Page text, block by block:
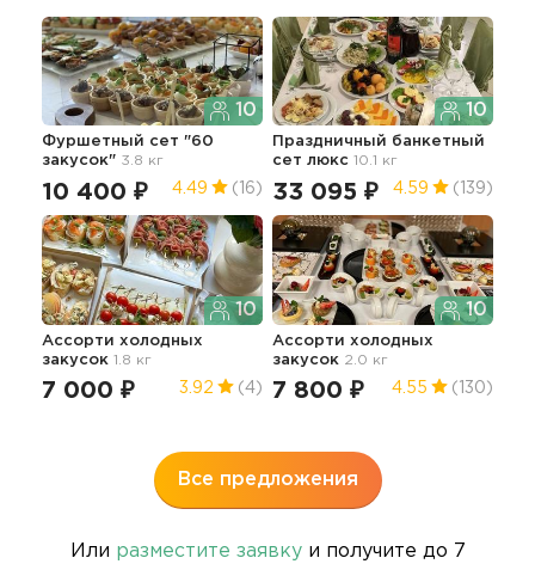
10
Фуршетный сет "60
закусок" 3.8 кг
10 400 ₽ 4.49 (16)
10
Праздничный банкетный
сет люкс 10.1 кг
33 095 ₽ 4.59 (139)
10
Ассорти холодных
закусок 1.8 кг
7 000 ₽ 3.92 (4)
10
Ассорти холодных
закусок 2.0 кг
7 800 ₽ 4.55 (130)
Все предложения
Или разместите заявкуи получите до 7